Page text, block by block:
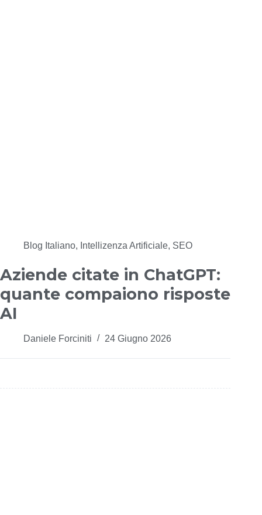
Blog Italiano, Intellizenza Artificiale, SEO
Aziende citate in ChatGPT:
quante compaiono risposte
AI
Daniele Forciniti 24 Giugno 2026